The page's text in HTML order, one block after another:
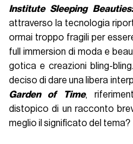
Institute Sleeping
attraverso la tecnologia
ormai troppo fragili per
full immersion di moda e
gotica e creazioni bling-
deciso di dare una libera
Garden of Time,
distopico di un racconto
meglio il significato del tema?